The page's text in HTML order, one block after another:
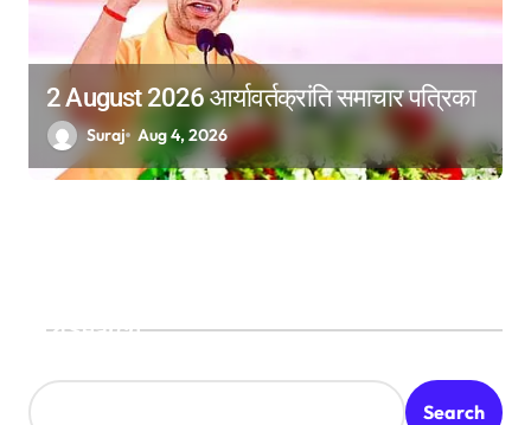
2 August 2026 आर्यावर्तक्रांति समाचार पत्रिका
Suraj Aug 4, 2026
Search
Search